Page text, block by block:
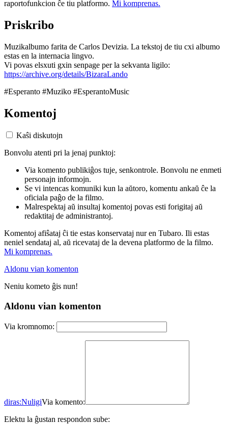
raportofunkcion ĉe tiu platformo. Mi komprenas.
Priskribo
Muzikalbumo farita de Carlos Devizia. La tekstoj de tiu cxi albumo
estas en la internacia lingvo.
Vi povas elsxuti gxin senpage per la sekvanta ligilo:
https://archive.org/details/BizaraLando
#Esperanto #Muziko #EsperantoMusic
Komentoj
Kaŝi diskutojn
Bonvolu atenti pri la jenaj punktoj:
Via komento publikiĝos tuje, senkontrole. Bonvolu ne enmeti
personajn informojn.
Se vi intencas komuniki kun la aŭtoro, komentu ankaŭ ĉe la
oficiala paĝo de la filmo.
Malrespektaj aŭ insultaj komentoj povas esti forigitaj aŭ
redaktitaj de administrantoj.
Komentoj afiŝataj ĉi tie estas konservataj nur en Tubaro. Ili estas
neniel sendataj al, aŭ ricevataj de la devena platformo de la filmo.
Mi komprenas.
Aldonu vian komenton
Neniu kometo ĝis nun!
Aldonu vian komenton
Via kromnomo:
diras:NuligiVia komento:
Elektu la ĝustan respondon sube: